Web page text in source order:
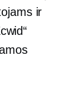
ir